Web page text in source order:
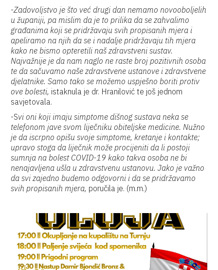
-Zadovoljstvo je što već drugi dan nemamo novooboljelih
u županiji, pa mislim da je to prilika da se zahvalimo
građanima koji se pridržavaju svih propisanih mjera i
apeliramo na njih da se i nadalje pridržavaju tih mjera
kako ne bismo opteretili naš zdravstveni sustav.
Najvažnije je da nam naglo ne raste broj pozitivnih osoba
te da sačuvamo naše zdravstvene ustanove i zdravstvene
djelatnike. Samo tako se možemo uspješno boriti protiv
ove bolesti, istaknula je dr. Hranilović te još jednom
savjetovala.
-Svi oni koji imaju simptome dišnog sustava neka se
telefonom jave svom liječniku obiteljske medicine. Nužno
je da iscrpno opišu svoje simptome, kretanje i kontakte;
upravo stoga da liječnik može procijeniti da li postoji
sumnja na bolest COVID-19 kako takva osoba ne bi
nenajavljena ušla u zdravstvenu ustanovu. Jako je važno
da svi zajedno budemo odgovorni i da se pridržavamo
svih propisanih mjera, poručila je. (m.m.)